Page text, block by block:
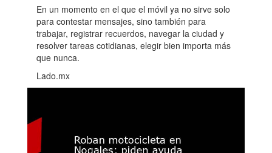
En un momento en el que el móvil ya no sirve solo
para contestar mensajes, sino también para
trabajar, registrar recuerdos, navegar la ciudad y
resolver tareas cotidianas, elegir bien importa más
que nunca.
Lado.mx